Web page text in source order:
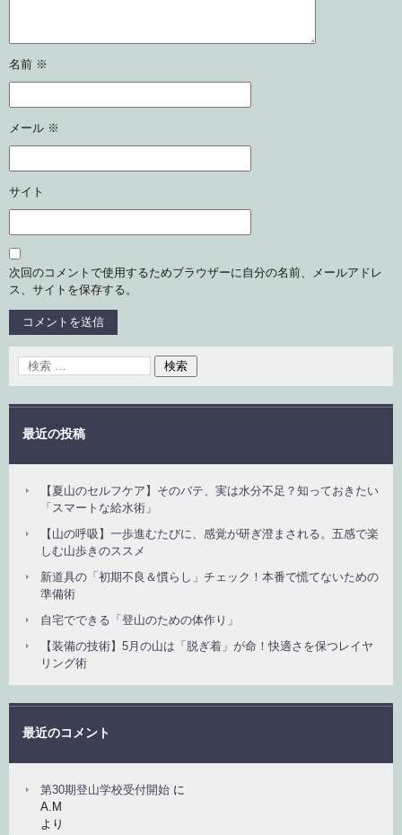
名前 ※
メール ※
サイト
次回のコメントで使用するためブラウザーに自分の名前、メールアドレ
ス、サイトを保存する。
最近の投稿
【夏山のセルフケア】そのバテ、実は水分不足？知っておきたい
「スマートな給水術」
【山の呼吸】一歩進むたびに、感覚が研ぎ澄まされる。五感で楽
しむ山歩きのススメ
新道具の「初期不良＆慣らし」チェック！本番で慌てないための
準備術
自宅でできる「登山のための体作り」
【装備の技術】5月の山は「脱ぎ着」が命！快適さを保つレイヤ
リング術
最近のコメント
第30期登山学校受付開始 に
A.M
より